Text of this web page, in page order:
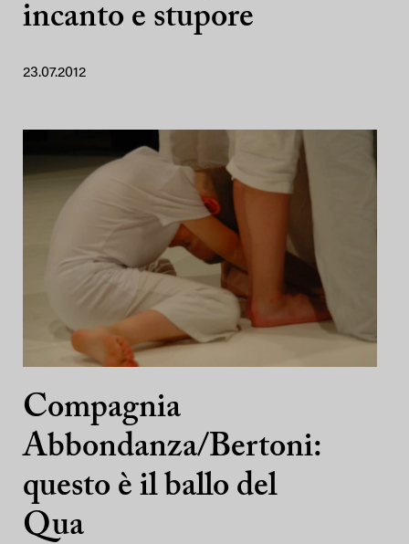
incanto e stupore
23.07.2012
Compagnia
Abbondanza/Bertoni:
questo è il ballo del
Qua